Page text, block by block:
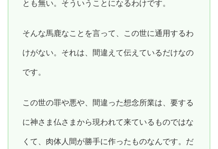
とも無い。そういうことになるわけです。
そんな馬鹿なことを言って、この世に通用するわ
けがない。それは、間違えて伝えているだけなの
です。
この世の罪や悪や、間違った想念所業は、要する
に神さま仏さまから現われて来ているものではな
くて、肉体人間が勝手に作ったものなんです。だ